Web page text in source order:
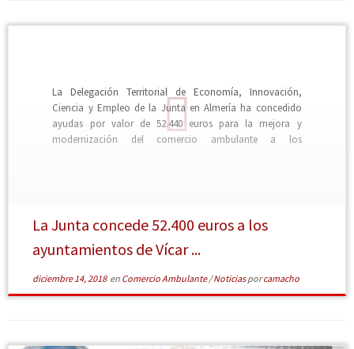
La Delegación Territorial de Economía, Innovación,
Ciencia y Empleo de la Junta en Almería ha concedido
ayudas por valor de 52.440 euros para la mejora y
modernización del comercio ambulante a los
La Junta concede 52.400 euros a los
ayuntamientos de Vícar ...
diciembre 14, 2018en Comercio Ambulante/Noticiasporcamacho